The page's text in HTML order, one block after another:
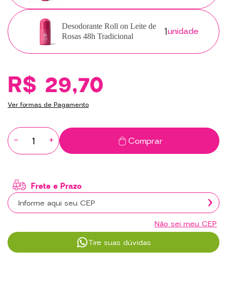
Desodorante Roll on Leite de
Rosas 48h Tradicional
1unidade
R$ 29,70
Ver formas de Pagamento
- + Comprar
Não sei meu CEP
Tire suas dúvidas